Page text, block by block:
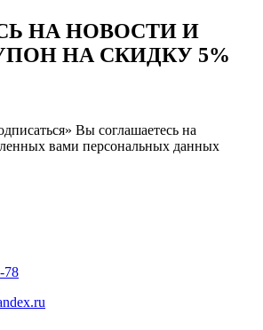
НА НОВОСТИ И
НА СКИДКУ 5%
Вы соглашаетесь на
вами персональных данных
78